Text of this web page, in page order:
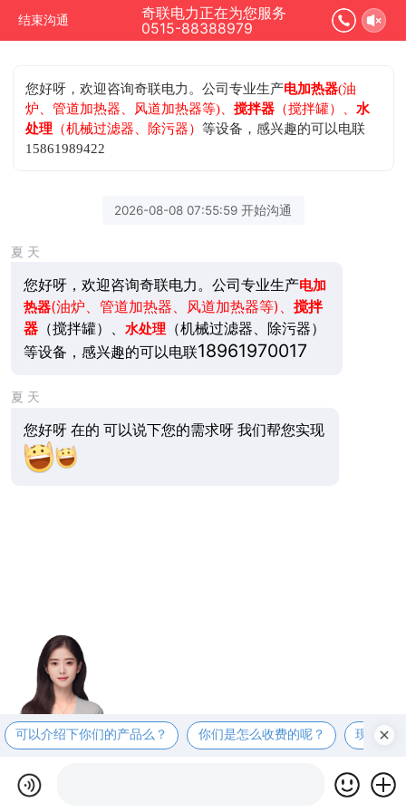
结束沟通
奇联电力正在为您服务
0515-88388979
您好呀，欢迎咨询奇联电力。公司专业生产电加热器(油
炉、管道加热器、风道加热器等)、搅拌器 （搅拌罐）、水
处理 （机械过滤器、除污器）等设备，感兴趣的可以电联
15861989422
2026-08-08 07:55:59 开始沟通
夏 天
您好呀，欢迎咨询奇联电力。公司专业生产电加
热器(油炉、管道加热器、风道加热器等)、 搅拌
器（搅拌罐）、 水处理（机械过滤器、除污器）
等设备，感兴趣的可以电联18961970017
夏 天
您好呀 在的 可以说下您的需求呀 我们帮您实现
可以介绍下你们的产品么？ 你们是怎么收费的呢？ 现在有